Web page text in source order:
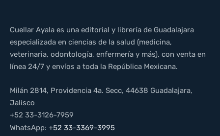
Cuellar Ayala es una editorial y librería de Guadalajara
especializada en ciencias de la salud (medicina,
veterinaria, odontología, enfermería y más), con venta en
línea 24/7 y envíos a toda la República Mexicana.
Milán 2814, Providencia 4a. Secc, 44638 Guadalajara,
Jalisco
+52 33-3126-7959
WhatsApp: +52 33-3369-3995